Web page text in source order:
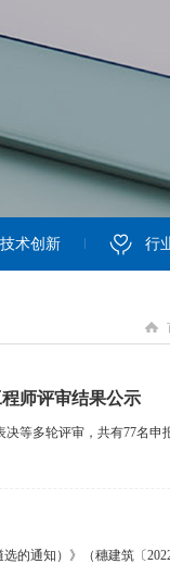
技术创新 行
师评审结果公示
等多轮评审，共有77名申
的通知）》（穗建筑〔